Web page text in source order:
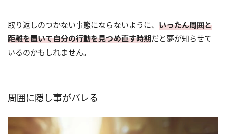
取り返しのつかない事態にならないように、 いったん周囲と
距離を置いて自分の行動を見つめ直す時期だと夢が知らせて
いるのかもしれません。
周囲に隠し事がバレる